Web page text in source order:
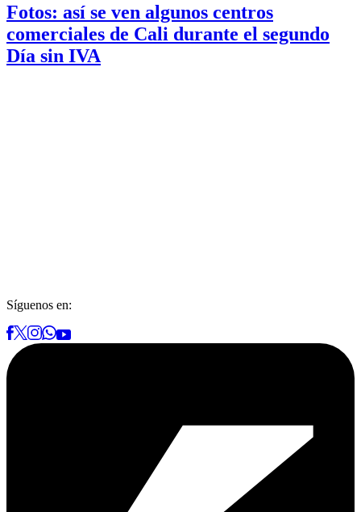
Fotos: así se ven algunos centros
comerciales de Cali durante el segundo
Día sin IVA
Síguenos en: